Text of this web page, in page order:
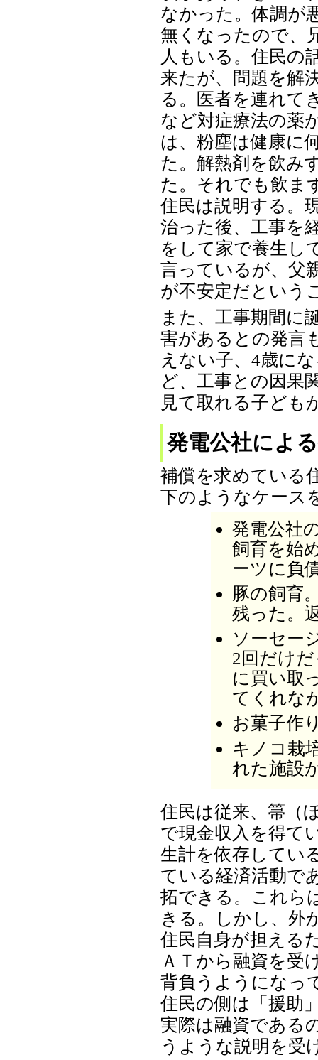
なかった。体調が
無くなったので、
人もいる。住民の
来たが、問題を解
る。医者を連れて
など対症療法の薬
は、粉塵は健康に
た。解熱剤を飲み
た。それでも飲ま
住民は説明する。
治った後、工事を
をして家で養生し
言っているが、父
が不安定だという
また、工事期間に
害があるとの発言
えない子、4歳に
ど、工事との因果
見て取れる子ども
発電公社によ
補償を求めている
下のようなケース
発電公社
飼育を始
ーツに負
豚の飼育
残った。
ソーセー
2回だけ
に買い取
てくれな
お菓子作
キノコ栽
れた施設
住民は従来、箒（
で現金収入を得て
生計を依存してい
ている経済活動で
拓できる。これら
きる。しかし、外
住民自身が担える
ＡＴから融資を受
背負うようになっ
住民の側は「援助
実際は融資である
うような説明を受